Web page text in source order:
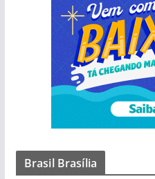
Brasil Brasília